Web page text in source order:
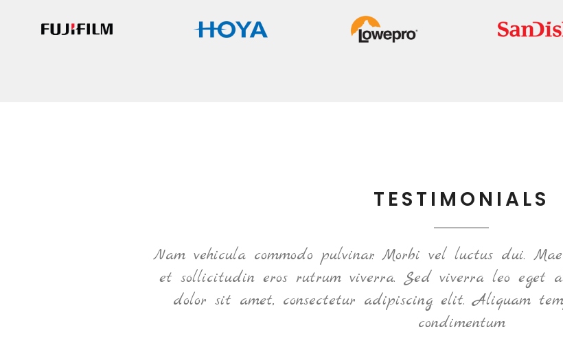
TESTIMONIALS
Nam vehicula commodo pulvinar. Morbi vel luctus dui.
et sollicitudin eros rutrum viverra. Sed viverra leo eget
dolor sit amet, consectetur adipiscing elit. Aliquam
condimentum